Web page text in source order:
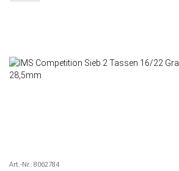
Art.-Nr.: 8062784